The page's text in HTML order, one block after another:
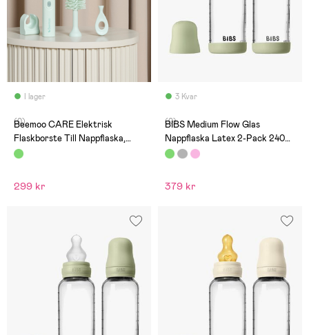
I lager
(0)
Beemoo CARE Elektrisk
Flaskborste Till Nappflaska,
Soft Green
299 kr
3 Kvar
(0)
BIBS Medium Flow Glas
Nappflaska Latex 2-Pack 240
ml, Sage
379 kr